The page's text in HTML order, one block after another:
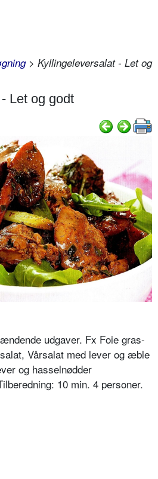
> Kyllingeleversalat - Let og
Let og godt
udgaver. Fx Foie gras-
Vårsalat med lever og æble
og hasselnødder
10 min. 4 personer.